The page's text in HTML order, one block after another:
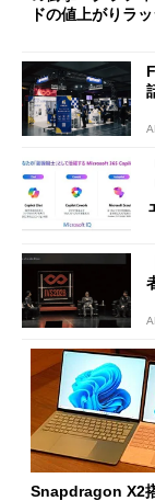
ドの値上がりラ
Snapdragon X2